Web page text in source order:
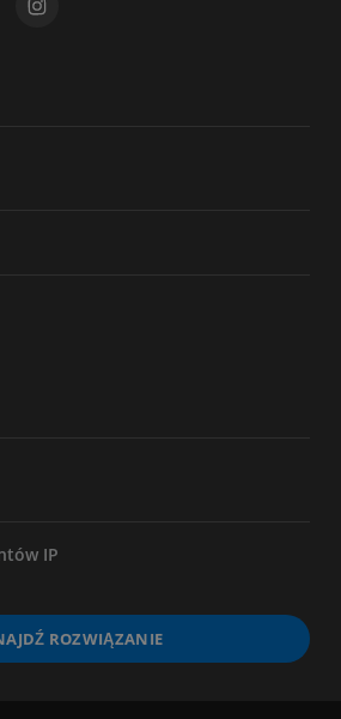
IP
ROZWIĄZANIE